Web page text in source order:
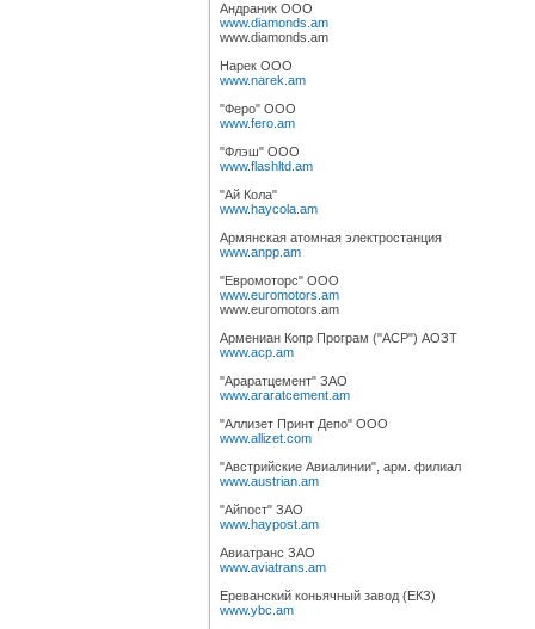
Андраник ООО
www.diamonds.am
www.diamonds.am
Нарек ООО
www.narek.am
"Феро" ООО
www.fero.am
"Флэш" ООО
www.flashltd.am
"Ай Кола"
www.haycola.am
Армянская атомная электростанция
www.anpp.am
"Евромоторс" ООО
www.euromotors.am
www.euromotors.am
Армениан Копр Програм ("ACP") АОЗТ
www.acp.am
"Араратцемент" ЗАО
www.araratcement.am
"Аллизет Принт Депо" ООО
www.allizet.com
"Австрийские Авиалинии", арм. филиал
www.austrian.am
"Айпост" ЗАО
www.haypost.am
Авиатранс ЗАО
www.aviatrans.am
Ереванский коньячный завод (ЕКЗ)
www.ybc.am